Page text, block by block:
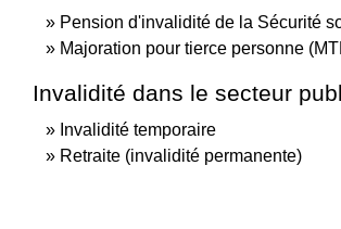
Pension d'invalidité de la Sécurité
Majoration pour tierce personne
Invalidité dans le secteur
Invalidité temporaire
Retraite (invalidité permanente)